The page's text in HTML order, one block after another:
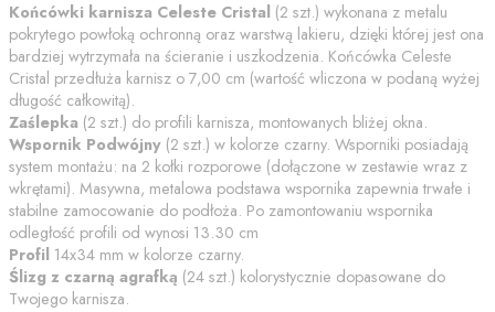
Końcówki karnisza Celeste Cristal (2 szt.) wykonana z metalu
pokrytego powłoką ochronną oraz warstwą lakieru, dzięki której jest ona
bardziej wytrzymała na ścieranie i uszkodzenia. Końcówka Celeste
Cristal przedłuża karnisz o 7,00 cm (wartość wliczona w podaną wyżej
długość całkowitą).
Zaślepka (2 szt.) do profili karnisza, montowanych bliżej okna.
Wspornik Podwójny (2 szt.) w kolorze czarny. Wsporniki posiadają
system montażu: na 2 kołki rozporowe (dołączone w zestawie wraz z
wkrętami). Masywna, metalowa podstawa wspornika zapewnia trwałe i
stabilne zamocowanie do podłoża. Po zamontowaniu wspornika
odległość profili od wynosi 13.30 cm
Profil 14x34 mm w kolorze czarny.
Ślizg z czarną agrafką (24 szt.) kolorystycznie dopasowane do
Twojego karnisza.